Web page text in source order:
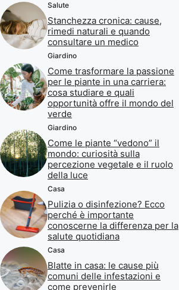
Salute
Stanchezza cronica: cause,
rimedi naturali e quando
consultare un medico
Giardino
Come trasformare la passione
per le piante in una carriera:
cosa studiare e quali
opportunità offre il mondo del
verde
Giardino
Come le piante “vedono” il
mondo: curiosità sulla
percezione vegetale e il ruolo
della luce
Casa
Pulizia o disinfezione? Ecco
perché è importante
conoscerne la differenza per la
salute quotidiana
Casa
Blatte in casa: le cause più
comuni delle infestazioni e
come prevenirle